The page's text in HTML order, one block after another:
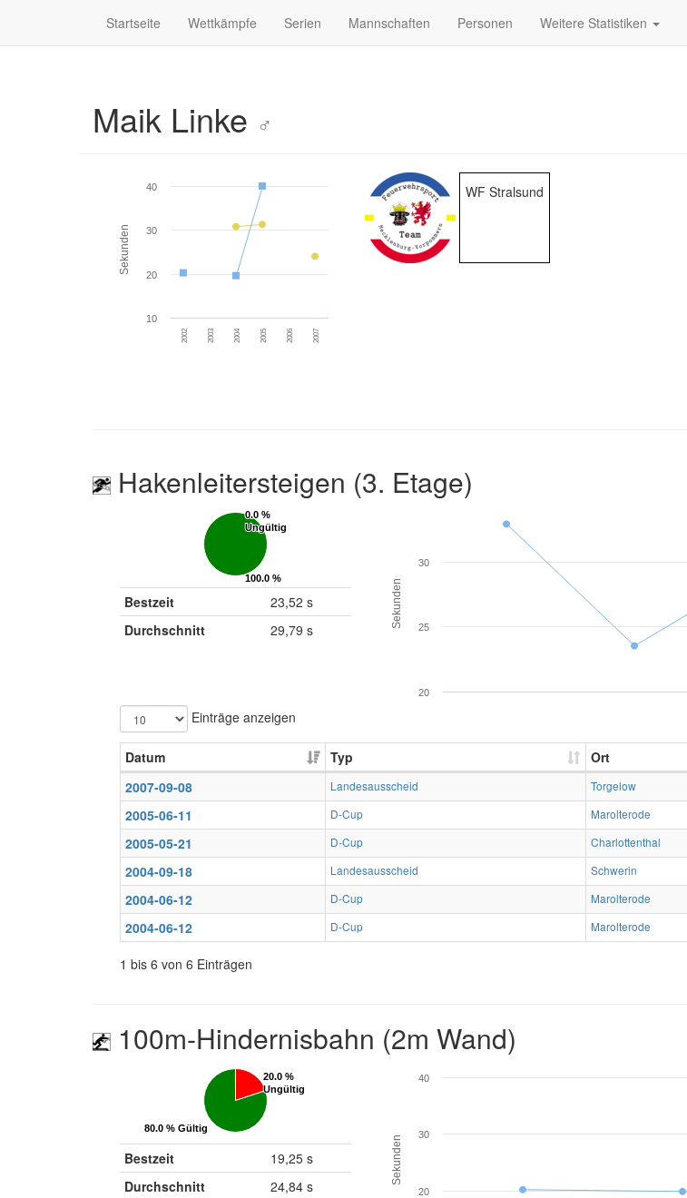
Startseite Wettkämpfe Serien Mannschaften Personen Weitere Statistiken
Maik Linke ♂
Sekunden
2002 2003 2004 2005 2006 2007
10
20
30
40 WF Stralsund
Hakenleitersteigen (3. Etage)
0.0 %
Ungültig
0.0 %
Ungültig
100.0 %
Gültig
100.0 %
Gültig
Bestzeit
23,52 s
Durchschnitt
29,79 s
Sekunden
20
25
30
Einträge anzeigen
Datum Typ Ort
2007-09-08
Landesausscheid Torgelow
2005-06-11
D-Cup Marolterode
2005-05-21
D-Cup Charlottenthal
2004-09-18
Landesausscheid Schwerin
2004-06-12
D-Cup Marolterode
2004-06-12
D-Cup Marolterode
1 bis 6 von 6 Einträgen
100m-Hindernisbahn (2m Wand)
20.0 %
Ungültig
20.0 %
Ungültig
80.0 % Gültig
80.0 % Gültig
Bestzeit
19,25 s
Durchschnitt
24,84 s
Sekunden
20
30
40